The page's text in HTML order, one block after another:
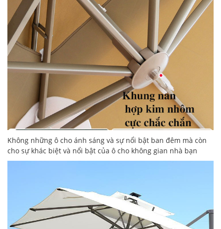
Không những ô cho ánh sáng và sự nổi bật ban đêm mà còn
cho sự khác biệt và nổi bật của ô cho không gian nhà bạn